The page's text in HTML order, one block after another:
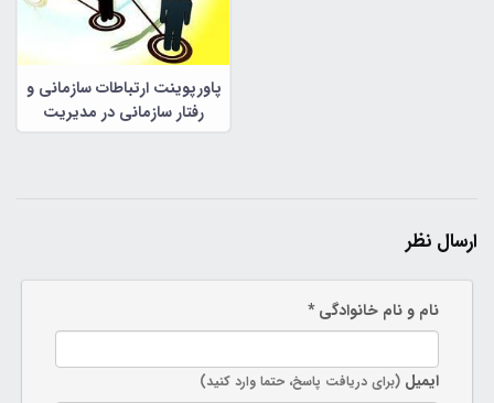
پاورپوینت ارتباطات سازمانی و
رفتار سازمانی در مدیریت
سازمانی
ارسال نظر
نام و نام خانوادگی *
ایمیل (برای دریافت پاسخ، حتما وارد کنید)